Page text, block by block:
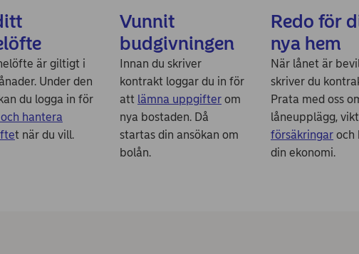
är giltigt i
Under den
du logga in för
hantera
t när du vill.
Vunnit
budgivningen
Innan du skriver
kontrakt loggar du in för
att lämna uppgifter om
nya bostaden. Då
startas din ansökan om
bolån.
Redo för
nya hem
När lånet är
skriver du
Prata med oss
låneupplägg,
försäkringar och
din ekonomi.